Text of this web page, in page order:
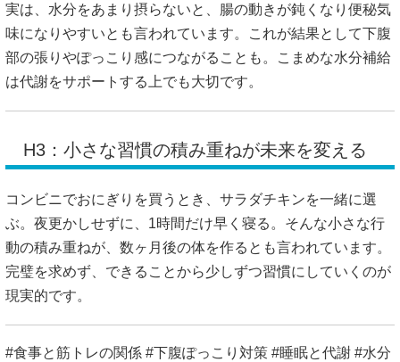
実は、水分をあまり摂らないと、腸の動きが鈍くなり便秘気
味になりやすいとも言われています。これが結果として下腹
部の張りやぽっこり感につながることも。こまめな水分補給
は代謝をサポートする上でも大切です。
H3：小さな習慣の積み重ねが未来を変える
コンビニでおにぎりを買うとき、サラダチキンを一緒に選
ぶ。夜更かしせずに、1時間だけ早く寝る。そんな小さな行
動の積み重ねが、数ヶ月後の体を作るとも言われています。
完璧を求めず、できることから少しずつ習慣にしていくのが
現実的です。
#食事と筋トレの関係 #下腹ぽっこり対策 #睡眠と代謝 #水分